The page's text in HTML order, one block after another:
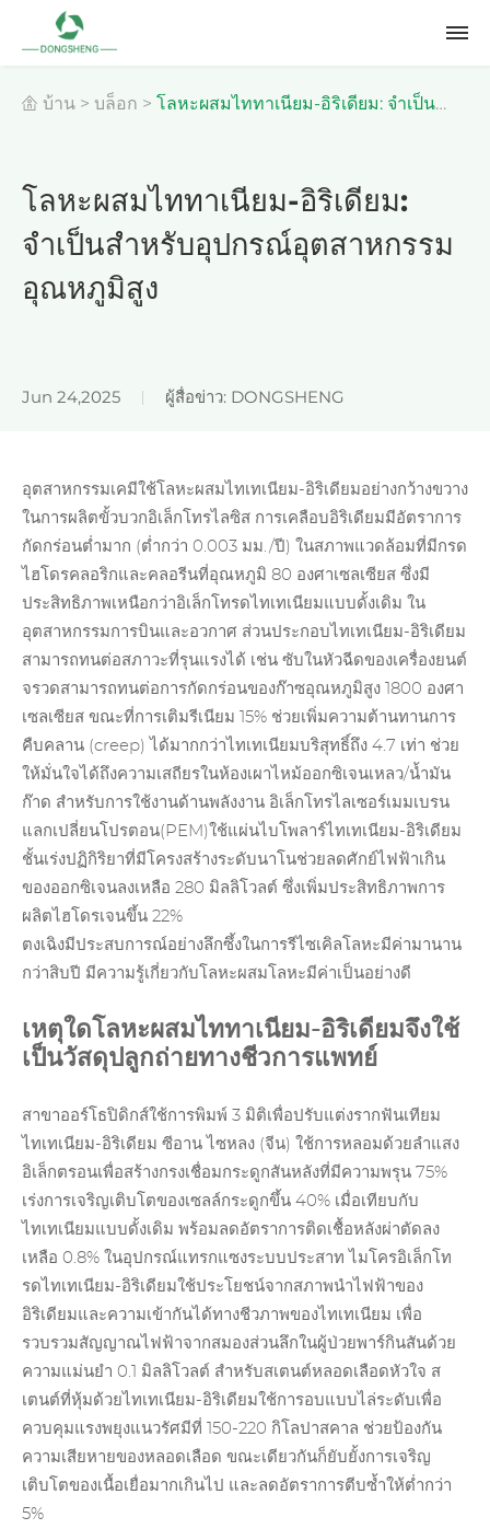
บ้าน > บล็อก > โลหะผสมไททาเนียม-อิริเดียม: จำเป็น
สำหรับอุปกรณ์อุตสาหกรรมอุณหภูมิสูง
โลหะผสมไททาเนียม-อิริเดียม:
จำเป็นสำหรับอุปกรณ์อุตสาหกรรม
อุณหภูมิสูง
Jun 24,2025 ผู้สื่อข่าว: DONGSHENG
อุตสาหกรรมเคมีใช้โลหะผสมไทเทเนียม-อิริเดียมอย่างกว้างขวาง
ในการผลิตขั้วบวกอิเล็กโทรไลซิส การเคลือบอิริเดียมมีอัตราการ
กัดกร่อนต่ำมาก (ต่ำกว่า 0.003 มม./ปี) ในสภาพแวดล้อมที่มีกรด
ไฮโดรคลอริกและคลอรีนที่อุณหภูมิ 80 องศาเซลเซียส ซึ่งมี
ประสิทธิภาพเหนือกว่าอิเล็กโทรดไทเทเนียมแบบดั้งเดิม ใน
อุตสาหกรรมการบินและอวกาศ ส่วนประกอบไทเทเนียม-อิริเดียม
สามารถทนต่อสภาวะที่รุนแรงได้ เช่น ซับในหัวฉีดของเครื่องยนต์
จรวดสามารถทนต่อการกัดกร่อนของก๊าซอุณหภูมิสูง 1800 องศา
เซลเซียส ขณะที่การเติมรีเนียม 15% ช่วยเพิ่มความต้านทานการ
คืบคลาน (creep) ได้มากกว่าไทเทเนียมบริสุทธิ์ถึง 4.7 เท่า ช่วย
ให้มั่นใจได้ถึงความเสถียรในห้องเผาไหม้ออกซิเจนเหลว/น้ำมัน
ก๊าด สำหรับการใช้งานด้านพลังงาน อิเล็กโทรไลเซอร์เมมเบรน
แลกเปลี่ยนโปรตอน(PEM) ใช้แผ่นไบโพลาร์ไทเทเนียม-อิริเดียม
ชั้นเร่งปฏิกิริยาที่มีโครงสร้างระดับนาโนช่วยลดศักย์ไฟฟ้าเกิน
ของออกซิเจนลงเหลือ 280 มิลลิโวลต์ ซึ่งเพิ่มประสิทธิภาพการ
ผลิตไฮโดรเจนขึ้น 22%
ตงเฉิงมีประสบการณ์อย่างลึกซึ้งในการรีไซเคิลโลหะมีค่ามานาน
กว่าสิบปี มีความรู้เกี่ยวกับโลหะผสมโลหะมีค่าเป็นอย่างดี
เหตุใดโลหะผสมไททาเนียม-อิริเดียมจึงใช้
เป็นวัสดุปลูกถ่ายทางชีวการแพทย์
สาขาออร์โธปิดิกส์ใช้การพิมพ์ 3 มิติเพื่อปรับแต่งรากฟันเทียม
ไทเทเนียม-อิริเดียม ซีอาน ไซหลง (จีน) ใช้การหลอมด้วยลำแสง
อิเล็กตรอนเพื่อสร้างกรงเชื่อมกระดูกสันหลังที่มีความพรุน 75%
เร่งการเจริญเติบโตของเซลล์กระดูกขึ้น 40% เมื่อเทียบกับ
ไทเทเนียมแบบดั้งเดิม พร้อมลดอัตราการติดเชื้อหลังผ่าตัดลง
เหลือ 0.8% ในอุปกรณ์แทรกแซงระบบประสาท ไมโครอิเล็กโท
รดไทเทเนียม-อิริเดียมใช้ประโยชน์จากสภาพนำไฟฟ้าของ
อิริเดียมและความเข้ากันได้ทางชีวภาพของไทเทเนียม เพื่อ
รวบรวมสัญญาณไฟฟ้าจากสมองส่วนลึกในผู้ป่วยพาร์กินสันด้วย
ความแม่นยำ 0.1 มิลลิโวลต์ สำหรับสเตนต์หลอดเลือดหัวใจ ส
เตนต์ที่หุ้มด้วยไทเทเนียม-อิริเดียมใช้การอบแบบไล่ระดับเพื่อ
ควบคุมแรงพยุงแนวรัศมีที่ 150-220 กิโลปาสคาล ช่วยป้องกัน
ความเสียหายของหลอดเลือด ขณะเดียวกันก็ยับยั้งการเจริญ
เติบโตของเนื้อเยื่อมากเกินไป และลดอัตราการตีบซ้ำให้ต่ำกว่า
5%